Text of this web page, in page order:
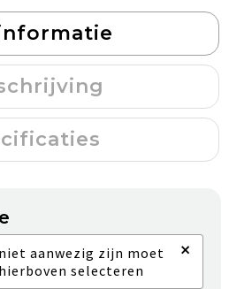
aanwezig zijn moet
selecteren
×